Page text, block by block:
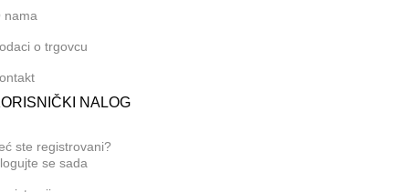
nama
o trgovcu
NALOG
ste registrovani?
se sada